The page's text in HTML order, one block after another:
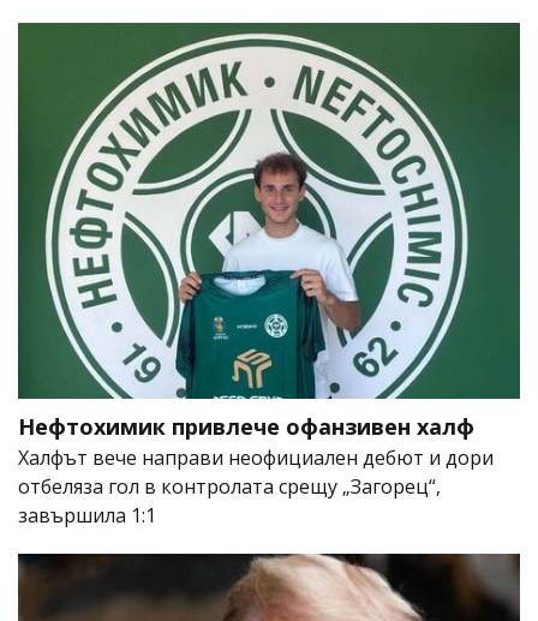
Нефтохимик привлече офанзивен халф
Халфът вече направи неофициален дебют и дори
отбеляза гол в контролата срещу „Загорец“,
завършила 1:1